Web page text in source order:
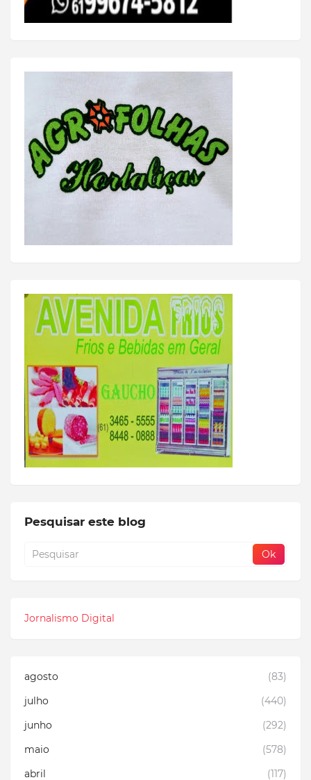
Pesquisar este blog
Jornalismo Digital
agosto
(83)
julho
(440)
junho
(292)
maio
(578)
abril
(117)